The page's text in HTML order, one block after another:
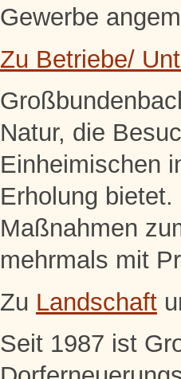
Gewerbe
Zu Betriebe/
Natur, die
Einheimischen
Erholung
Maßnahmen
mehrmals mit
Zu Landschaft
Seit 1987 ist